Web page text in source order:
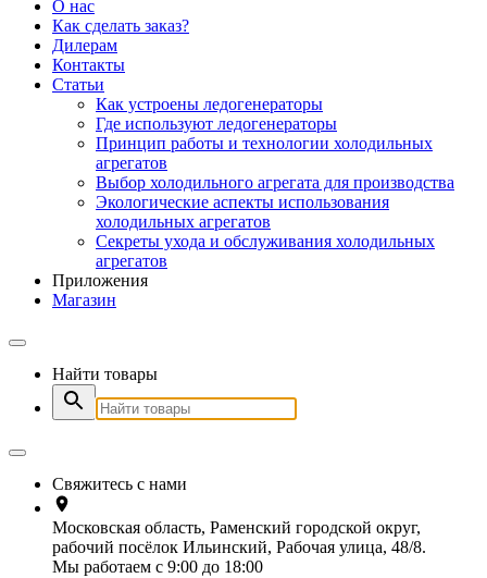
О нас
Как сделать заказ?
Дилерам
Контакты
Статьи
Как устроены ледогенераторы
Где используют ледогенераторы
Принцип работы и технологии холодильных
агрегатов
Выбор холодильного агрегата для производства
Экологические аспекты использования
холодильных агрегатов
Секреты ухода и обслуживания холодильных
агрегатов
Приложения
Магазин
Найти товары
Свяжитесь с нами
Московская область, Раменский городской округ,
рабочий посёлок Ильинский, Рабочая улица, 48/8.
Мы работаем с 9:00 до 18:00